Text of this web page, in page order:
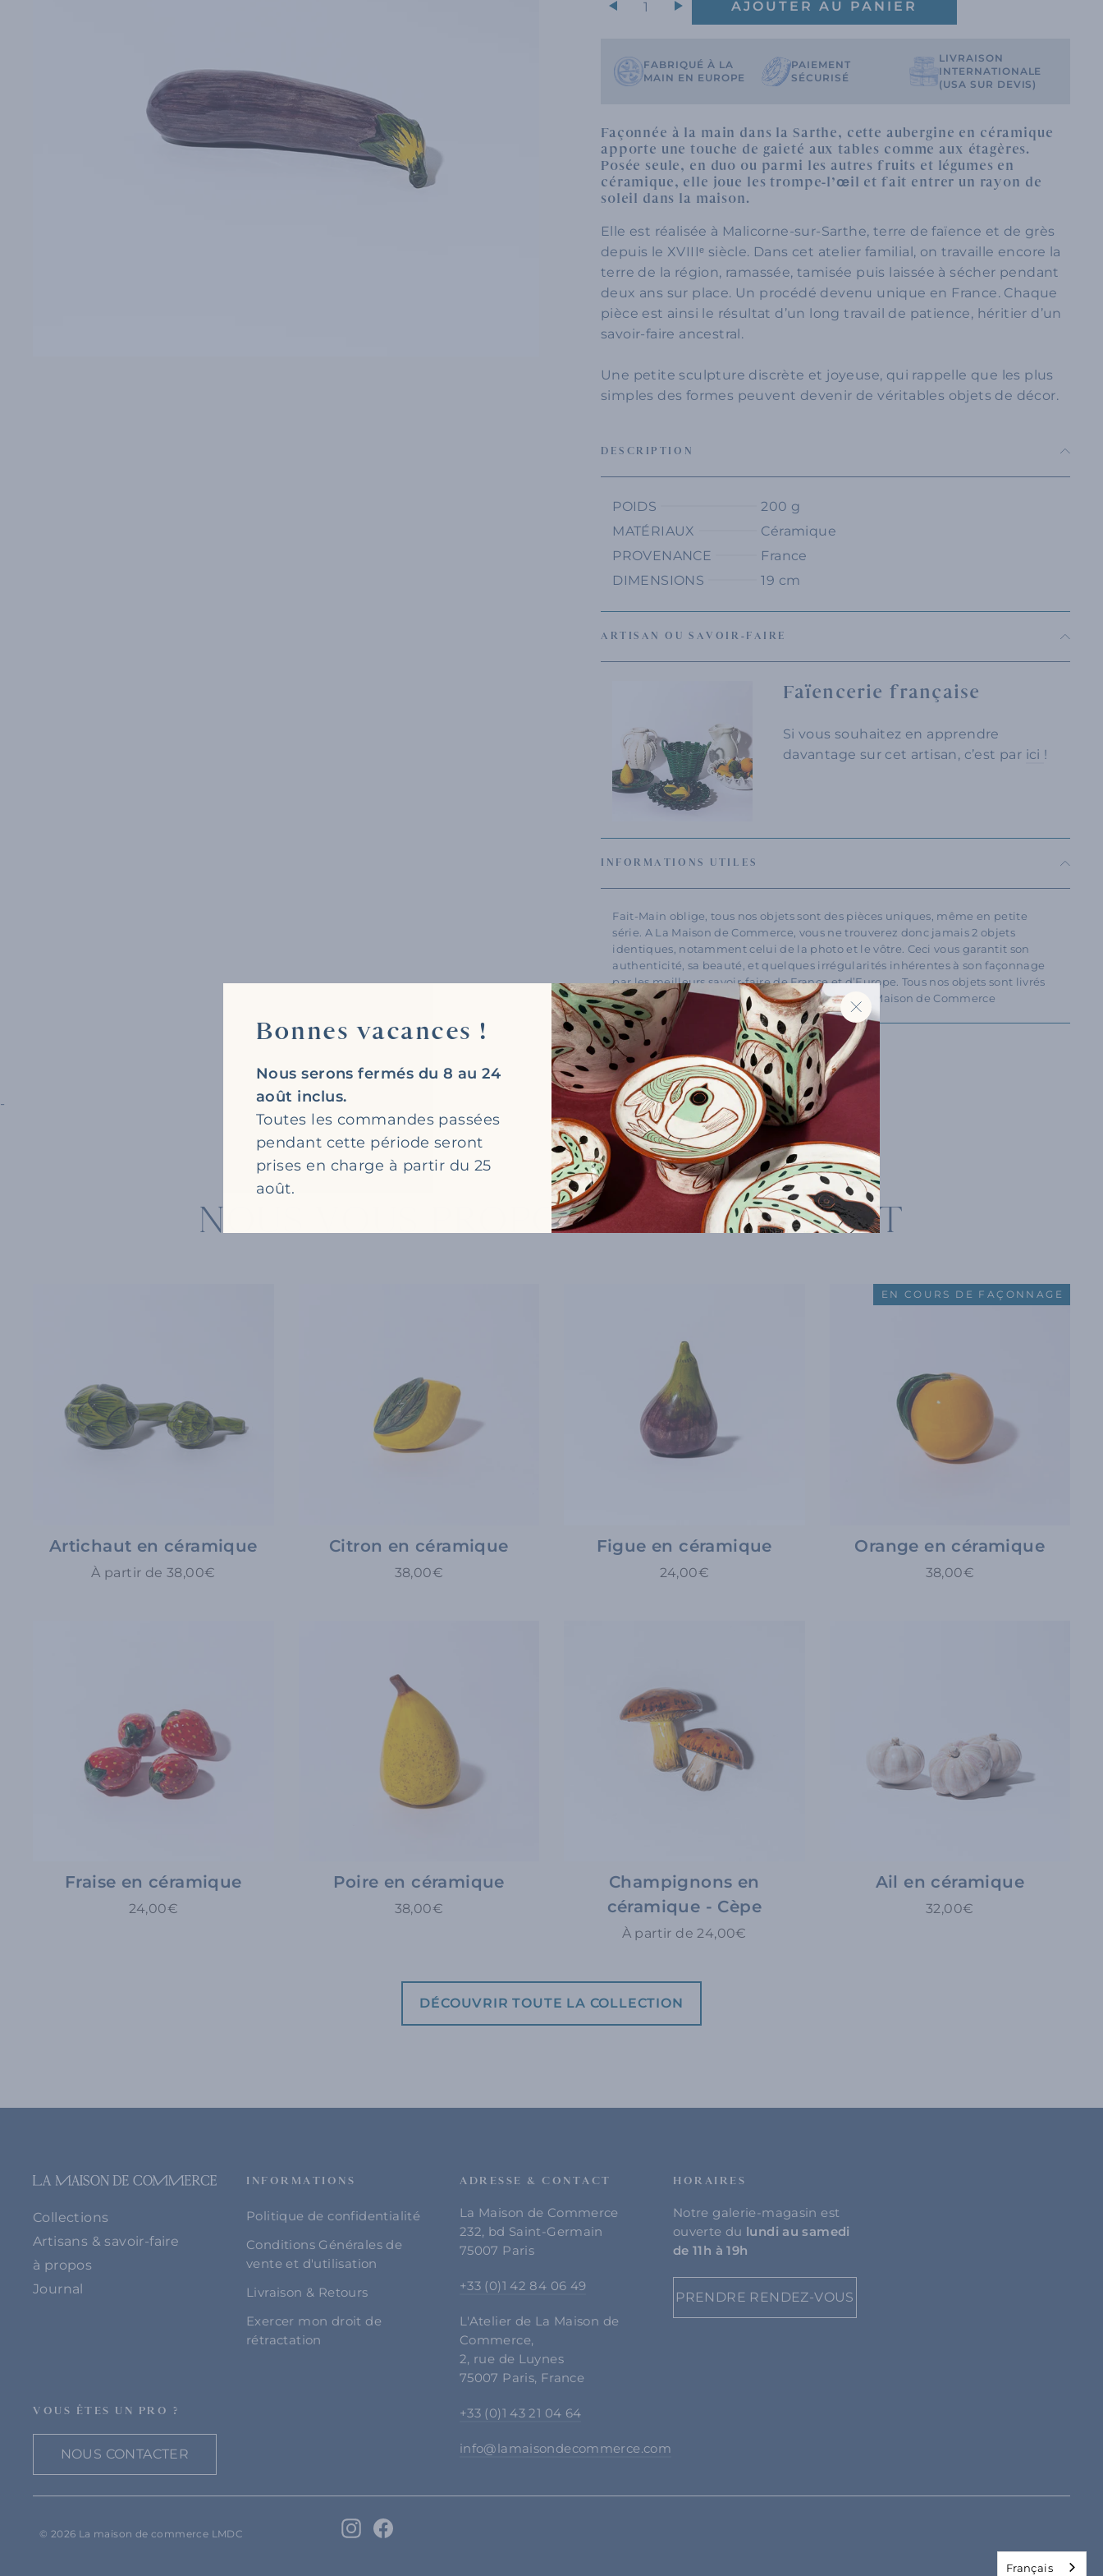
Bonnes vacances !
Nous serons fermés du 8 au 24
août inclus.
Toutes les commandes passées
pendant cette période seront
prises en charge à partir du 25
août.
"Fermer
(Esc)"
AJOUTER AU PANIER
FABRIQUÉ À LA
MAIN EN EUROPE
PAIEMENT
SÉCURISÉ
LIVRAISON
INTERNATIONALE
(USA SUR DEVIS)
Façonnée à la main dans la Sarthe, cette aubergine en céramique
apporte une touche de gaieté aux tables comme aux étagères.
Posée seule, en duo ou parmi les autres fruits et légumes en
céramique, elle joue les trompe-l’œil et fait entrer un rayon de
soleil dans la maison.
Elle est réalisée à Malicorne-sur-Sarthe, terre de faïence et de grès
depuis le XVIIIᵉ siècle. Dans cet atelier familial, on travaille encore la
terre de la région, ramassée, tamisée puis laissée à sécher pendant
deux ans sur place. Un procédé devenu unique en France. Chaque
pièce est ainsi le résultat d’un long travail de patience, héritier d’un
savoir-faire ancestral.
Une petite sculpture discrète et joyeuse, qui rappelle que les plus
simples des formes peuvent devenir de véritables objets de décor.
DESCRIPTION
POIDS
200 g
MATÉRIAUX
Céramique
PROVENANCE
France
DIMENSIONS
19 cm
ARTISAN OU SAVOIR-FAIRE
Faïencerie française
Si vous souhaitez en apprendre
davantage sur cet artisan, c’est par ici !
INFORMATIONS UTILES
Fait-Main oblige, tous nos objets sont des pièces uniques, même en petite
série. A La Maison de Commerce, vous ne trouverez donc jamais 2 objets
identiques, notamment celui de la photo et le vôtre. Ceci vous garantit son
authenticité, sa beauté, et quelques irrégularités inhérentes à son façonnage
par les meilleurs savoir-faire de France et d’Europe. Tous nos objets sont livrés
avec un certificat d’authenticité délivré par La Maison de Commerce
-
NOUS VOUS PROPOSONS ÉGALEMENT
Artichaut en céramique
À partir de 38,00€
Citron en céramique
38,00€
Figue en céramique
24,00€
EN COURS DE FAÇONNAGE
Orange en céramique
38,00€
Fraise en céramique
24,00€
Poire en céramique
38,00€
Champignons en
céramique - Cèpe
À partir de 24,00€
Ail en céramique
32,00€
DÉCOUVRIR TOUTE LA COLLECTION
Collections
Artisans & savoir-faire
à propos
Journal
VOUS ÊTES UN PRO ?
NOUS CONTACTER
INFORMATIONS
Politique de confidentialité
Conditions Générales de
vente et d'utilisation
Livraison & Retours
Exercer mon droit de
rétractation
ADRESSE & CONTACT
La Maison de Commerce
232, bd Saint-Germain
75007 Paris
+33 (0)1 42 84 06 49
L'Atelier de La Maison de
Commerce,
2, rue de Luynes
75007 Paris, France
+33 (0)1 43 21 04 64
info@lamaisondecommerce.com
HORAIRES
Notre galerie-magasin est
ouverte du lundi au samedi
de 11h à 19h
PRENDRE RENDEZ-VOUS
© 2026 La maison de commerce LMDC InstagramFacebook
Français